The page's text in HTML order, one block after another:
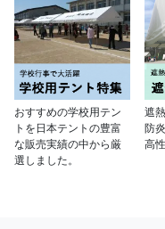
おすすめの学校用テン
トを日本テントの豊富
な販売実績の中から厳
選しました。
遮
防
高